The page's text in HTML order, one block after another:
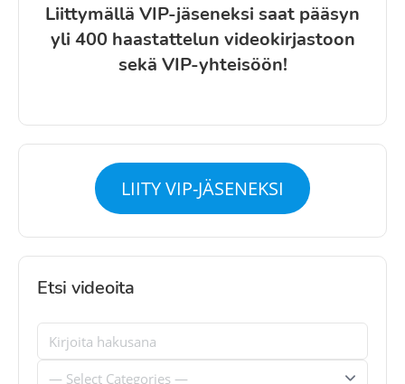
Liittymällä VIP-jäseneksi saat pääsyn
yli 400 haastattelun videokirjastoon
sekä VIP-yhteisöön!
LIITY VIP-JÄSENEKSI
Etsi videoita